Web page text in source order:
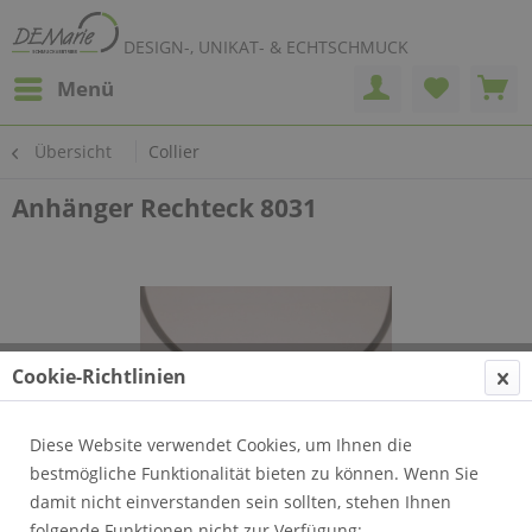
DESIGN-, UNIKAT- & ECHTSCHMUCK
Menü
Übersicht Collier
Anhänger Rechteck 8031
Cookie-Richtlinien
Diese Website verwendet Cookies, um Ihnen die
bestmögliche Funktionalität bieten zu können. Wenn Sie
damit nicht einverstanden sein sollten, stehen Ihnen